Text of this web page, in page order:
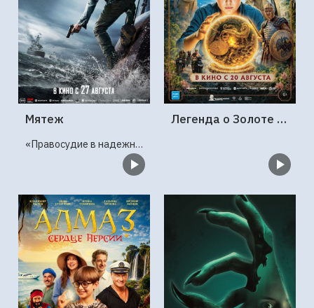
Мятеж
«Правосудие в надежных руках»
Легенда о Золоте Скифов